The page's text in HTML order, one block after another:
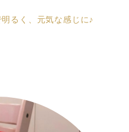
るく、元気な感じに♪